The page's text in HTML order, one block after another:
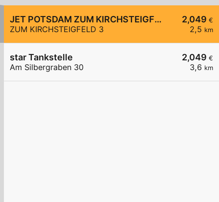
2,049 €
2,5 km
JET POTSDAM ZUM KIRCHSTEIGFELD 3
ZUM KIRCHSTEIGFELD 3
2,049 €
3,6 km
star Tankstelle
Am Silbergraben 30